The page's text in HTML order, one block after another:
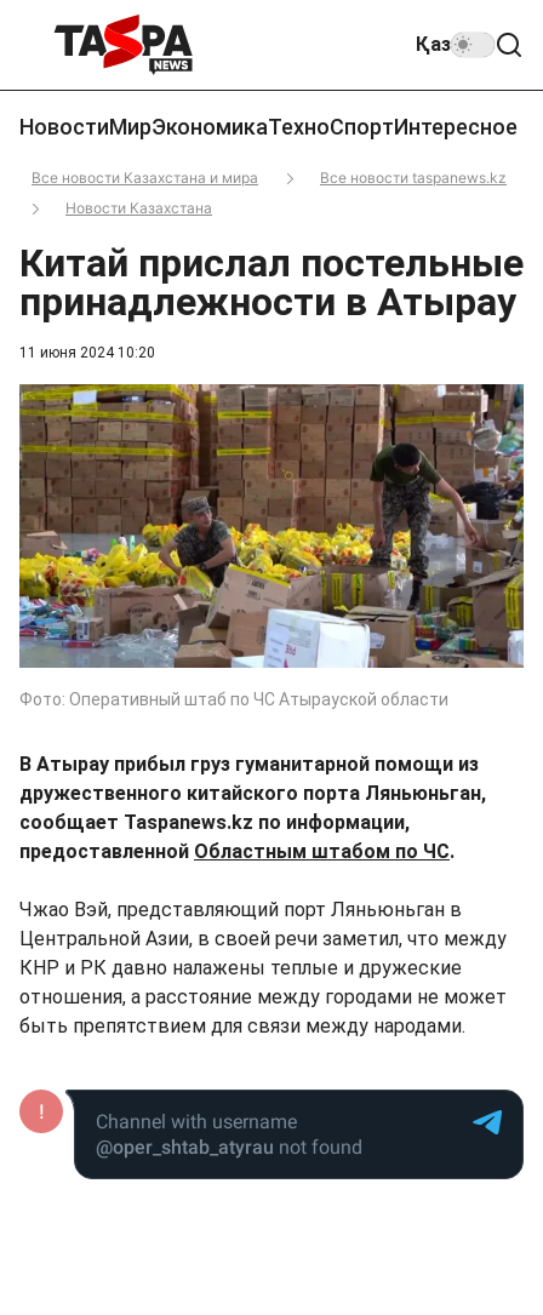
Қаз
НовостиМирЭкономикаТехноСпортИнтересное
Все новости Казахстана и мира
Все новости taspanews.kz
Новости Казахстана
11 июня 2024 10:20
Китай прислал постельные
принадлежности в Атырау
Фото: Оперативный штаб по ЧС Атырауской области
В Атырау прибыл груз гуманитарной помощи из
дружественного китайского порта Ляньюньган,
сообщает Taspanews.kz по информации,
предоставленной Областным штабом по ЧС.
Чжао Вэй, представляющий порт Ляньюньган в
Центральной Азии, в своей речи заметил, что между
КНР и РК давно налажены теплые и дружеские
отношения, а расстояние между городами не может
быть препятствием для связи между народами.